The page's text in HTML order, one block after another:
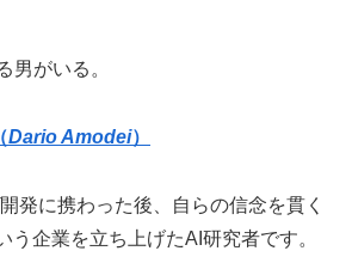
男がいる。
Dario Amodei）
開発に携わった後、自らの信念を貫く
う企業を立ち上げたAI研究者です。